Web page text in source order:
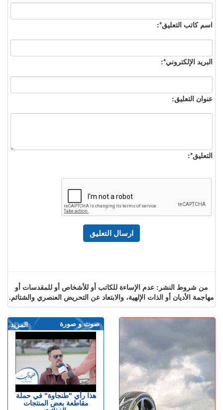
اسم كاتب التعليق*:
البريد الإلكتروني*:
عنوان التعليق:
التعليق*:
من شروط النشر: عدم الإساءة للكاتب أو للأشخاص أو للمقدسات أو
مهاجمة الأديان أو الذات الإلهية، والابتعاد عن التحريض العنصري والشتائم.
المزيد صوت و صورة
هذا رأي "طنجاوة" في حملة
مقاطعة بعض المنتجات